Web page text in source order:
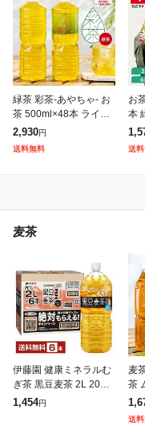
緑茶 彩茶-あやちゃ- お
茶 500ml×48本 ライフ
ドリンクカンパニー LIF
EDRINK 日本茶 まとめ
買い ペットボト
2,930円
送料無料
お
本
レ
と
箱
送
麦茶
伊藤園 健康ミネラルむ
ぎ茶 黒豆麦茶 2L 2000
ml ペットボトル 6本 1
1,454円
麦
茶
六
ク
送